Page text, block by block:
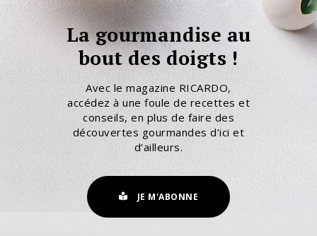
La gourmandise au
bout des doigts !
Avec le magazine RICARDO,
accédez à une foule de recettes et
conseils, en plus de faire des
découvertes gourmandes d’ici et
d’ailleurs.
JE M'ABONNE